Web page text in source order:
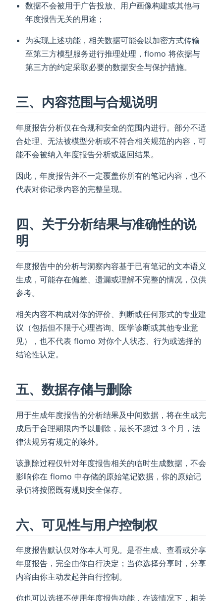
数据不会被用于广告投放、用户画像构建或其他与
年度报告无关的用途；
为实现上述功能，相关数据可能会以加密方式传输
至第三方模型服务进行推理处理，flomo 将依据与
第三方的约定采取必要的数据安全与保护措施。
三、内容范围与合规说明
年度报告分析仅在合规和安全的范围内进行。部分不适
合处理、无法被模型分析或不符合相关规范的内容，可
能不会被纳入年度报告分析或返回结果。
因此，年度报告并不一定覆盖你所有的笔记内容，也不
代表对你记录内容的完整呈现。
四、关于分析结果与准确性的说
明
年度报告中的分析与洞察内容基于已有笔记的文本语义
生成，可能存在偏差、遗漏或理解不完整的情况，仅供
参考。
相关内容不构成对你的评价、判断或任何形式的专业建
议（包括但不限于心理咨询、医学诊断或其他专业意
见），也不代表 flomo 对你个人状态、行为或选择的
结论性认定。
五、数据存储与删除
用于生成年度报告的分析结果及中间数据，将在生成完
成后于合理期限内予以删除，最长不超过 3 个月，法
律法规另有规定的除外。
该删除过程仅针对年度报告相关的临时生成数据，不会
影响你在 flomo 中存储的原始笔记数据，你的原始记
录仍将按照既有规则安全保存。
六、可见性与用户控制权
年度报告默认仅对你本人可见。是否生成、查看或分享
年度报告，完全由你自行决定；当你选择分享时，分享
内容由你主动发起并自行控制。
你也可以选择不使用年度报告功能，在该情况下，相关